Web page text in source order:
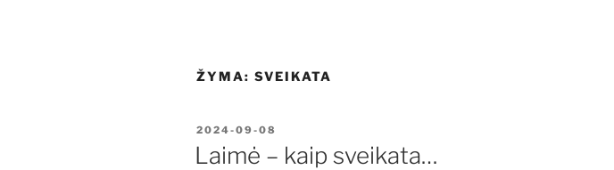
ŽYMA: SVEIKATA
PASKELBTA
2024-09-08
Laimė – kaip sveikata…